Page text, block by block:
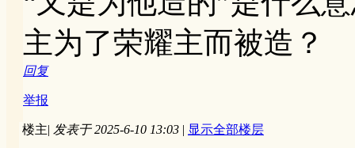
主为了荣耀主而被造？
回复
举报
楼主| 发表于 2025-6-10 13:03 | 显示全部楼层